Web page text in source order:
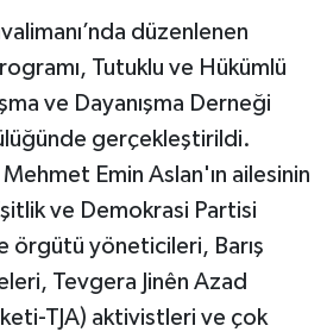
düzenlenen
Tutuklu ve Hükümlü
ve Dayanışma Derneği
gerçekleştirildi.
Emin Aslan'ın ailesinin
ve Demokrasi Partisi
örgütü yöneticileri, Barış
Tevgera Jinên Azad
TJA) aktivistleri ve çok